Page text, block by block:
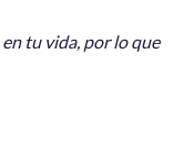
tu vida, por lo que